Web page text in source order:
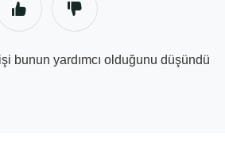
bunun yardımcı olduğunu düşündü